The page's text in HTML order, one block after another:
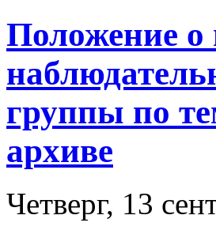
Положение о
группы по
архиве
Четверг, 13